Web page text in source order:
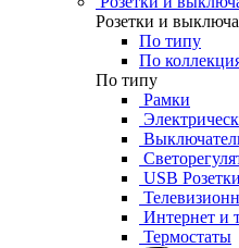
Розетки и
По типу
По
По типу
Рамки
USB Розетки
Интернет и
Термостаты